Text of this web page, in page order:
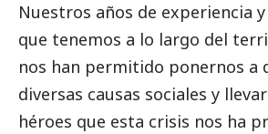
Nuestros años de experiencia
que tenemos a lo largo del
nos han permitido ponernos a
diversas causas sociales y llevar
héroes que esta crisis nos ha